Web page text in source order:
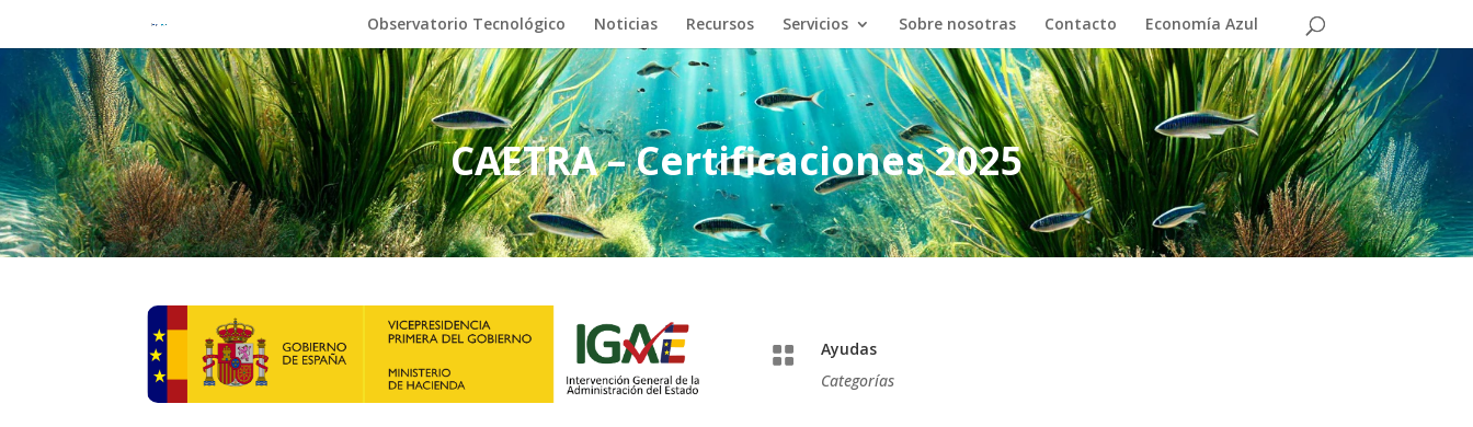
Observatorio Tecnológico Noticias Recursos Servicios Sobre nosotras Contacto Economía Azul
CAETRA – Certificaciones 2025

Ayudas
Categorías